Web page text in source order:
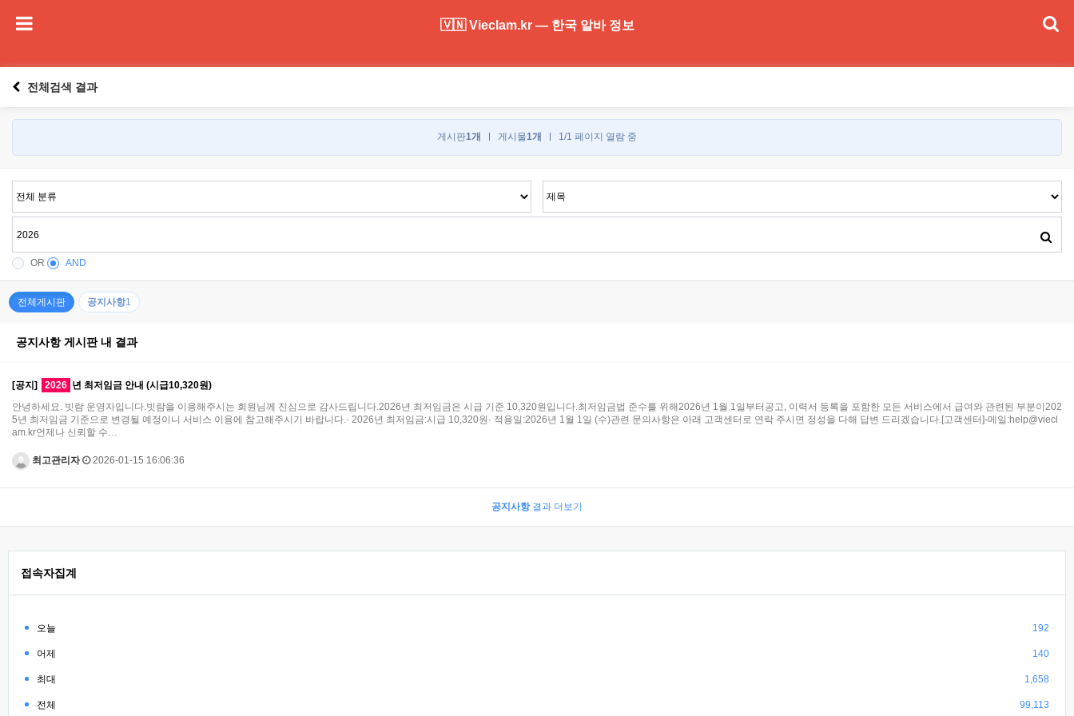
🇻🇳 Vieclam.kr — 한국 알바 정보
전체검색 결과
게시판1개 게시물1개 1/1 페이지 열람 중
OR AND
전체게시판 공지사항1
공지사항 게시판 내 결과
[공지] 2026 년 최저임금 안내 (시급10,320원)
안녕하세요. 빗람 운영자입니다.빗람을 이용해주시는 회원님께 진심으로 감사드립니다.2026년 최저임금은 시급 기준 10,320원입니다.최저임금법 준수를 위해2026년 1월 1일부터공고, 이력서 등록을 포함한 모든 서비스에서 급여와 관련된 부분이202
5년 최저임금 기준으로 변경될 예정이니 서비스 이용에 참고해주시기 바랍니다.· 2026년 최저임금:시급 10,320원· 적용일:2026년 1월 1일 (수)관련 문의사항은 아래 고객센터로 연락 주시면 정성을 다해 답변 드리겠습니다.[고객센터]-메일:help@viecl
am.kr언제나 신뢰할 수…
최고관리자 2026-01-15 16:06:36
공지사항결과 더보기
접속자집계
오늘 192
어제 140
최대 1,658
전체 99,113